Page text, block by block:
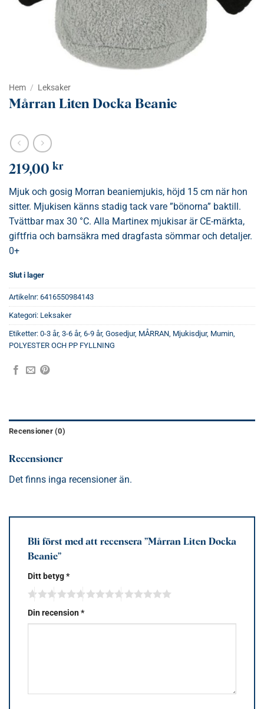
Hem / Leksaker
Mårran Liten Docka Beanie
219,00 kr
Mjuk och gosig Morran beaniemjukis, höjd 15 cm när hon
sitter. Mjukisen känns stadig tack vare ”bönorna” baktill.
Tvättbar max 30 °C. Alla Martinex mjukisar är CE-märkta,
giftfria och barnsäkra med dragfasta sömmar och detaljer.
0+
Slut i lager
Artikelnr: 6416550984143
Kategori: Leksaker
Etiketter: 0-3 år, 3-6 år, 6-9 år, Gosedjur, MÅRRAN, Mjukisdjur, Mumin,
POLYESTER OCH PP FYLLNING
Recensioner (0)
Recensioner
Det finns inga recensioner än.
Bli först med att recensera ”Mårran Liten Docka
Beanie”
Ditt betyg*
Din recension*